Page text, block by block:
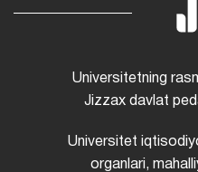
Universitetning
Jizzax davlat
Universitet
organlari,